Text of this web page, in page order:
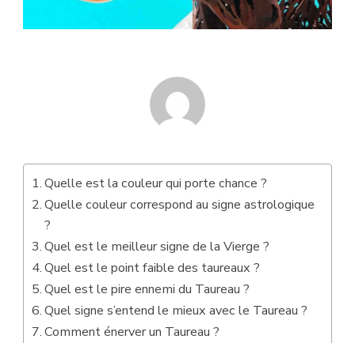
Quelle est la couleur qui porte chance ?
Quelle couleur correspond au signe astrologique
?
Quel est le meilleur signe de la Vierge ?
Quel est le point faible des taureaux ?
Quel est le pire ennemi du Taureau ?
Quel signe s’entend le mieux avec le Taureau ?
Comment énerver un Taureau ?